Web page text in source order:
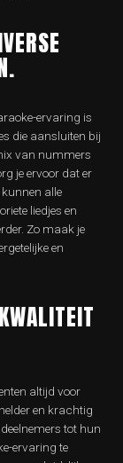
ervaring is
die aansluiten bij
van nummers
je ervoor dat er
alle
liedjes en
Zo maak je
en
altijd voor
en krachtig
tot hun
ervaring te